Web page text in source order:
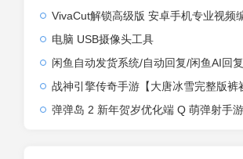
VivaCut解锁高级版 安卓手机专业视频编辑神器
电脑 USB摄像头工具
闲鱼自动发货系统/自动回复/闲鱼AI回
战神引擎传奇手游【大唐冰雪完整版裤衩7.0免授权】2026整理特色服务端+寒冬之城+万象古城+天
弹弹岛 2 新年贺岁优化端 Q 萌弹射手游 一键单机端 + Linux 手工端 + GM 后